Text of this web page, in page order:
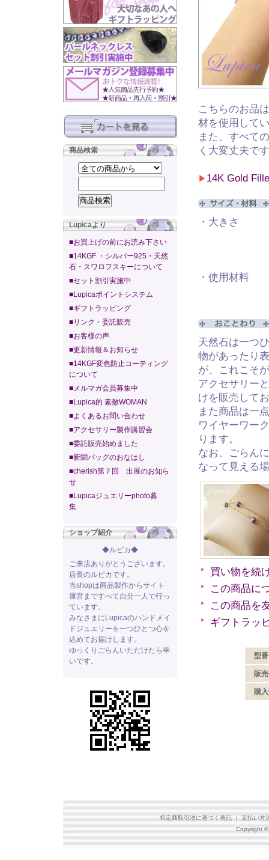
商品検索
Lupicaより
■お買上げの前にお読み下さい
■14KGF ・シルバー925・天然
石・スワロフスキーについて
■セット割引実施中
■Lupicaポイントシステム
■ギフトラッピング
■リンク・委託販売
■お客様の声
■更新情報＆お知らせ
■14KGF変色防止コーティング
について
■メルマガ会員募集中
■Lupica的 素敵WOMAN
■よくあるお問い合わせ
■アクセサリー製作講習会
■委託販売始めました
■新聞バッグのおなはし
■cherish第７回 出展のお知ら
せ
■Lupicaジュエリーphoto募
集
ショップ紹介
◆ルピカ◆
ご来店ありがとうございます。
店長のルピカです。
当shopは商品製作からサイト
運営まですべて自分一人で行っ
ています。
みなさまにLupicaのハンドメイ
ドジュエリーを一つひとつ心を
込めてお届けします。
ゆっくりごらんいただけたら幸
いです。
こちらのお品
材を使用して
また、すべて
く大変丈夫で
▶ 14K Gold
・大きさ 装
・使用材料
天然石は一つ
物があったり
が、これこそ
アクセサリー
けを販売して
また商品は一
ワイヤーワー
ります。
なお、ごらん
なって見える
買い物を続
この商品に
この商品を
ギフトラッ
型番
販
購
特定商取引法に基づく表記｜支払い方
Copyright